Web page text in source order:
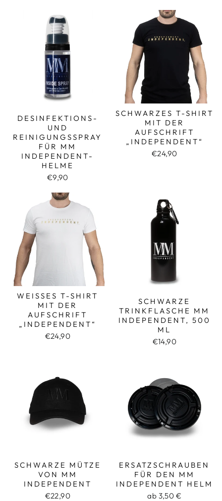
DESINFEKTIONS-
UND
REINIGUNGSSPRAY
FÜR MM
INDEPENDENT-
HELME
€9,90
SCHWARZES T-SHIRT
MIT DER
AUFSCHRIFT
„INDEPENDENT“
€24,90
WEISSES T-SHIRT M
IT DER A
UFSCHRIFT „
INDEPENDENT“
€24,90
SCHWARZE
TRINKFLASCHE MM
INDEPENDENT, 500
ML
€14,90
SCHWARZE MÜTZE
VON MM
INDEPENDENT
€22,90
ERSATZSCHRAUBEN
FÜR DEN MM
INDEPENDENT HELM
ab 3,50 €